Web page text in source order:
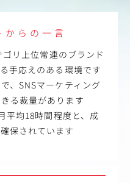
からの一言
リ上位常連のブランド
手応えのある環境です
、SNSマーケティング
る裁量があります
均18時間程度と、成
保されています